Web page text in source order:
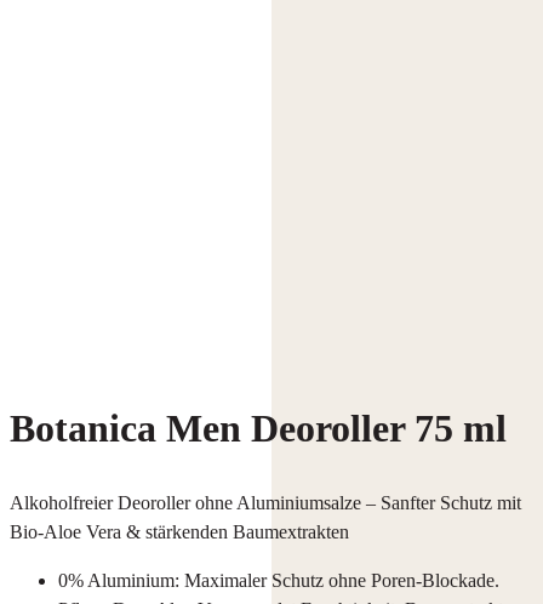
Botanica Men Deoroller 75 ml
Alkoholfreier Deoroller ohne Aluminiumsalze – Sanfter Schutz mit
Bio-Aloe Vera & stärkenden Baumextrakten
0% Aluminium: Maximaler Schutz ohne Poren-Blockade.